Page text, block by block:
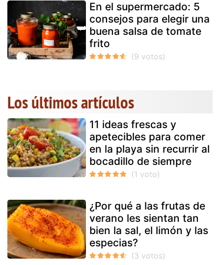
En el supermercado: 5
consejos para elegir una
buena salsa de tomate
frito
Los últimos artículos
11 ideas frescas y
apetecibles para comer
en la playa sin recurrir al
bocadillo de siempre
¿Por qué a las frutas de
verano les sientan tan
bien la sal, el limón y las
especias?